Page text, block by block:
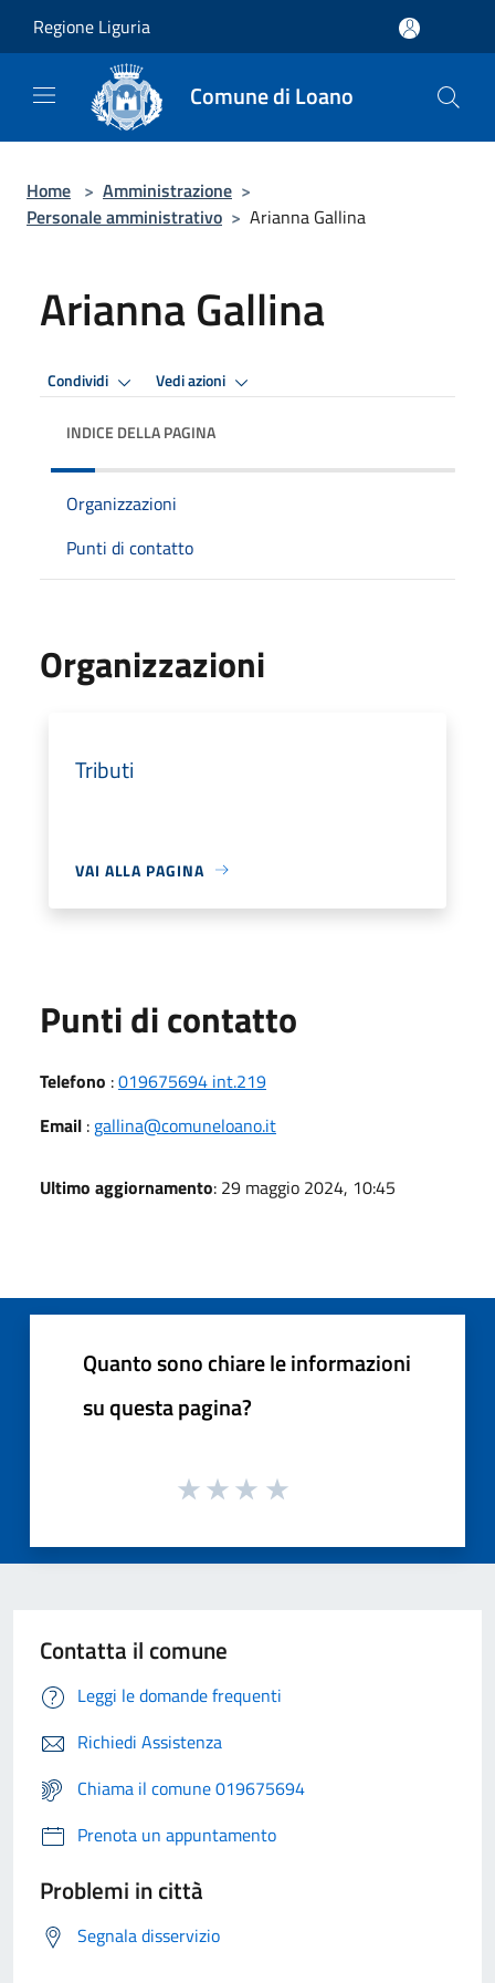
Regione Liguria
Comune di Loano
Home > Amministrazione >
Personale amministrativo > Arianna Gallina
Arianna Gallina
Condividi Vedi azioni
INDICE DELLA PAGINA
Organizzazioni
Punti di contatto
Organizzazioni
Tributi
VAI ALLA PAGINA
Punti di contatto
Telefono :019675694 int.219
Email : gallina@comuneloano.it
Ultimo aggiornamento: 29 maggio 2024, 10:45
Quanto sono chiare le informazioni
su questa pagina?
Contatta il comune
Leggi le domande frequenti
Richiedi Assistenza
Chiama il comune 019675694
Prenota un appuntamento
Problemi in città
Segnala disservizio